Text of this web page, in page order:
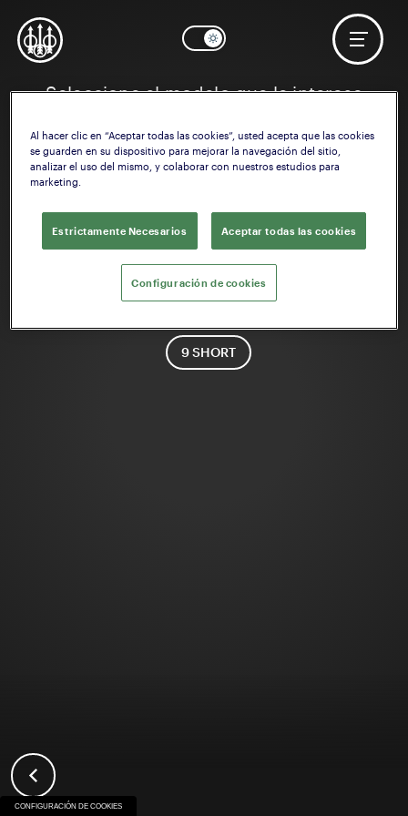
Seleccione el modelo que le interese
80X Cheetah
9 SHORT
CONFIGURACIÓN DE COOKIES
Al hacer clic en “Aceptar todas las cookies”, usted acepta que las cookies
se guarden en su dispositivo para mejorar la navegación del sitio,
analizar el uso del mismo, y colaborar con nuestros estudios para
marketing.
Estrictamente Necesarios Aceptar todas las cookies
Configuración de cookies